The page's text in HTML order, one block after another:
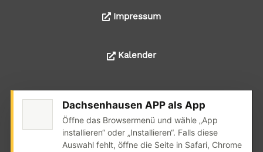
Impressum
Kalender
© 2024 Alle Rechte liegen bei der Ortsgemeinde
Dachsenhausen
Dachsenhausen APP als App
Öffne das Browsermenü und wähle „App
installieren“ oder „Installieren“. Falls diese
Auswahl fehlt, öffne die Seite in Safari, Chrome